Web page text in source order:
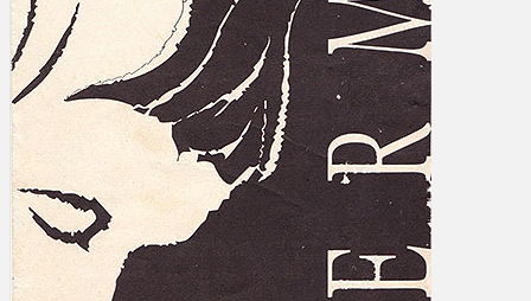
Gelintar
×